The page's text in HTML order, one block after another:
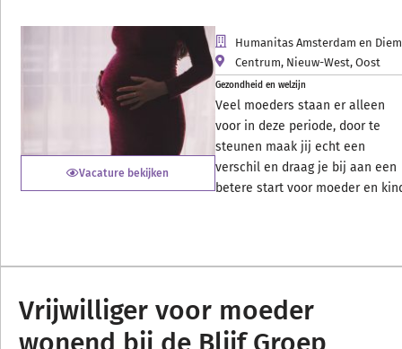
Vacature bekijken
Humanitas Amsterdam en
Centrum, Nieuw-West,Oost
Gezondheid en welzijn
Veel moeders staan er alleen
voor in deze periode, door te
steunen maak jij echt een
verschil en draag je bij aan een
betere start voor moeder en
Vrijwilliger voor moeder
wonend bij de Blijf Groep